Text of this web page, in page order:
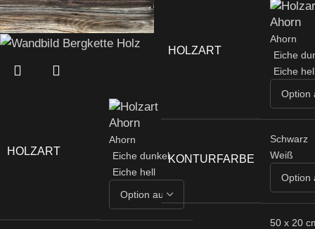
HOLZART
Ahorn
Eiche dunkel
Eiche hell
HOLZART
Ahorn
Eiche
Eiche
KONTURFARBE
Schwarz
Weiß
50 x 20